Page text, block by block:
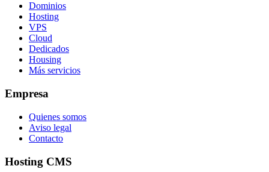
Dominios
Hosting
VPS
Cloud
Dedicados
Housing
Más servicios
Empresa
Quienes somos
Aviso legal
Contacto
Hosting CMS